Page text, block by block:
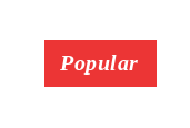
Popular